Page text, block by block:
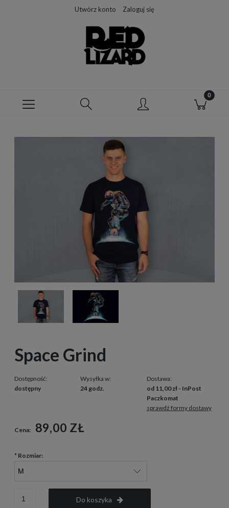
Utwórz konto Zaloguj się
Space Grind
Dostępność:
dostępny
Wysyłka w:
24 godz.
Dostawa:
od 11,00 zł - InPost
Paczkomat
sprawdź formy dostawy
Cena: 89,00 ZŁ
* Rozmiar:
Do koszyka